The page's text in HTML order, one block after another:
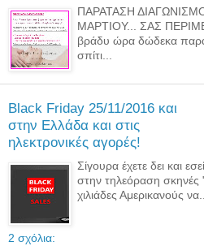
ΠΑΡΑΤΑΣΗ
ΜΑΡΤΙΟΥ... ΣΑΣ
βράδυ ώρα δώδεκα
σπίτι...
Black Friday 25/11/2016 και
στην Ελλάδα και στις
ηλεκτρονικές αγορές!
Σίγουρα έχετε δει και
στην τηλεόραση σκηνές
χιλιάδες Αμερικανούς να...
2 σχόλια: